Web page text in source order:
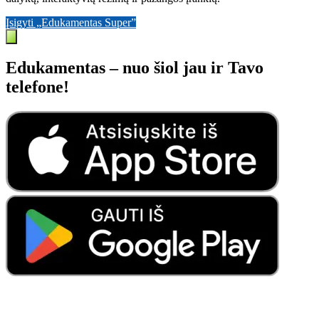
Įsigyti „Edukamentas Super”
Edukamentas – nuo šiol jau ir Tavo
telefone!